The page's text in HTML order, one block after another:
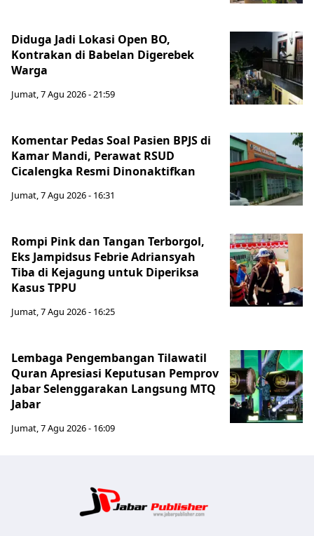
Diduga Jadi Lokasi Open BO,
Kontrakan di Babelan Digerebek
Warga
Jumat, 7 Agu 2026 - 21:59
Komentar Pedas Soal Pasien BPJS di
Kamar Mandi, Perawat RSUD
Cicalengka Resmi Dinonaktifkan
Jumat, 7 Agu 2026 - 16:31
Rompi Pink dan Tangan Terborgol,
Eks Jampidsus Febrie Adriansyah
Tiba di Kejagung untuk Diperiksa
Kasus TPPU
Jumat, 7 Agu 2026 - 16:25
Lembaga Pengembangan Tilawatil
Quran Apresiasi Keputusan Pemprov
Jabar Selenggarakan Langsung MTQ
Jabar
Jumat, 7 Agu 2026 - 16:09